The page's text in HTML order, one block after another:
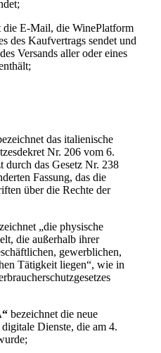
die E-Mail, die WinePlatform
des Kaufvertrags sendet und
Versands aller oder eines
das italienische
Nr. 206 vom 6.
durch das Gesetz Nr. 238
Fassung, das die
über die Rechte der
„die physische
die außerhalb ihrer
gewerblichen,
Tätigkeit liegen“, wie in
bezeichnet die neue
Dienste, die am 4.